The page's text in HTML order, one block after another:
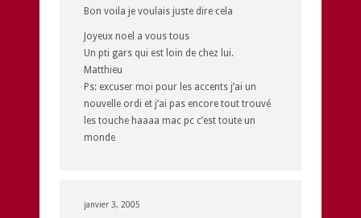
Bon voila je voulais juste dire cela
Joyeux noel a vous tous
Un pti gars qui est loin de chez lui.
Matthieu
Ps: excuser moi pour les accents j’ai un
nouvelle ordi et j’ai pas encore tout trouvé
les touche haaaa mac pc c’est toute un
monde
janvier 3, 2005